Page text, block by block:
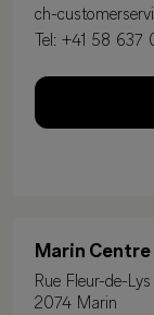
ch-
Tel: +41 58 637
Marin Centre
Rue Fleur-de-
2074 Marin